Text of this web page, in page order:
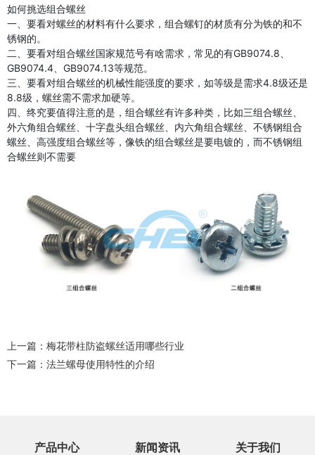
如何挑选组合螺丝
一、要看对螺丝的材料有什么要求，组合螺钉的材质有分为铁的和不
锈钢的。
二、要看对组合螺丝国家规范号有啥需求，常见的有GB9074.8、
GB9074.4、GB9074.13等规范。
三、要看对组合螺丝的机械性能强度的要求，如等级是需求4.8级还是
8.8级，螺丝需不需求加硬等。
四、终究要值得注意的是，组合螺丝有许多种类，比如三组合螺丝、
外六角组合螺丝、十字盘头组合螺丝、内六角组合螺丝、不锈钢组合
螺丝、高强度组合螺丝等，像铁的组合螺丝是要电镀的，而不锈钢组
合螺丝则不需要
上一篇： 梅花带柱防盗螺丝适用哪些行业
下一篇： 法兰螺母使用特性的介绍
产品中心 新闻资讯 关于我们